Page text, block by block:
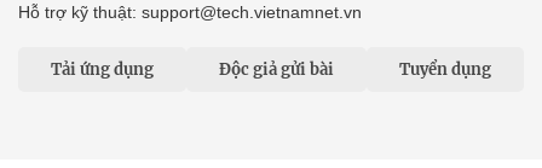
Hỗ trợ kỹ thuật: support@tech.vietnamnet.vn
Tải ứng dụng Độc giả gửi bài Tuyển dụng